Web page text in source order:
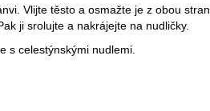
Vlijte těsto a osmažte je z obou stran
ji srolujte a nakrájejte na nudličky.
s celestýnskými nudlemi.